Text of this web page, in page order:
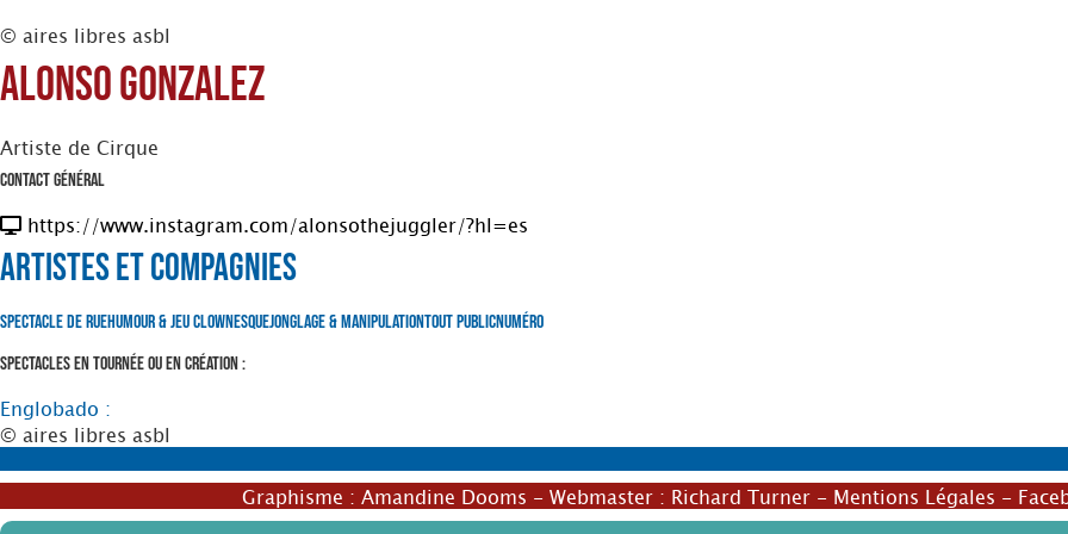
© aires libres asbl
Alonso Gonzalez
Artiste de Cirque
Contact Général
https://www.instagram.com/alonsothejuggler/?hl=es
Artistes et Compagnies
Spectacle de RueHumour & Jeu clownesqueJonglage & ManipulationTout PublicNuméro
Spectacles en tournée ou en création :
Englobado :
© aires libres asbl
Graphisme : Amandine Dooms - Webmaster : Richard Turner - Mentions Légales -